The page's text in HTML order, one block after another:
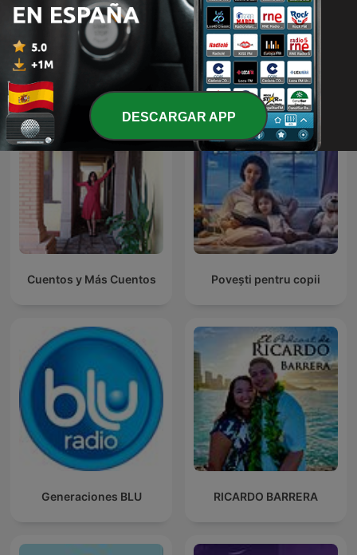
Cuentos infantiles - Tacita
Cuenta Cuentos
Más podcasts internacionales de Para toda
la familia
Cuentos y Más Cuentos Povești pentru copii
Generaciones BLU RICARDO BARRERA
DESCARGAR APP